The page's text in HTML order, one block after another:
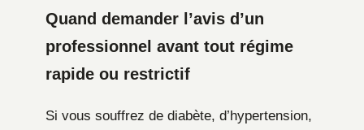
Quand demander l’avis d’un
professionnel avant tout régime
rapide ou restrictif
Si vous souffrez de diabète, d’hypertension,